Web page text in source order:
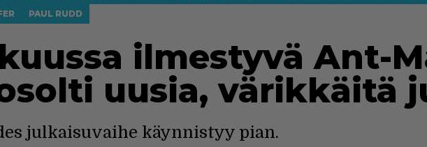
PAUL RUDD
ilmestyvä Ant-
uusia, värikkäitä
julkaisuvaihe käynnistyy pian.